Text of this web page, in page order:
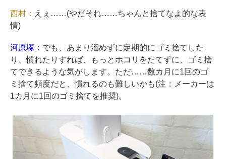
西村： えぇ……(やだそれ……ちゃんと捨てなよ的な表
情)
河原塚： でも、あまり溜めずに定期的にゴミ捨てした
り、慣れたりすれば、もっとホコリをたてずに、ゴミ捨
てできるような気がします。ただ……数カ月に1回のゴ
ミ捨て頻度だと、慣れるのも難しいかも(注：メーカーは
1カ月に1回のゴミ捨てを推奨)。